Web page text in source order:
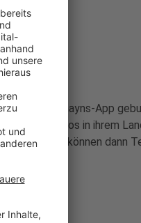
über die chayns-App
auch kostenlos in ihrem
und können dann